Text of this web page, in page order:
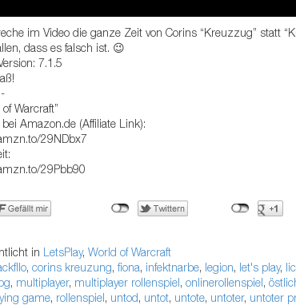
im Video die ganze Zeit von Corins “Kreuzzug” statt
dass es falsch ist. 😉
7.1.5
Warcraft”
bei Amazon.de (Affiliate Link):
29NDbx7
29Pbb90
in LetsPlay, World of Warcraft
, corins kreuzung,fiona, infektnarbe, legion, let's play,
, multiplayer, multiplayer rollenspiel, onlinerollenspiel,
game, rollenspiel, untod, untot, untote, untoter, untoter